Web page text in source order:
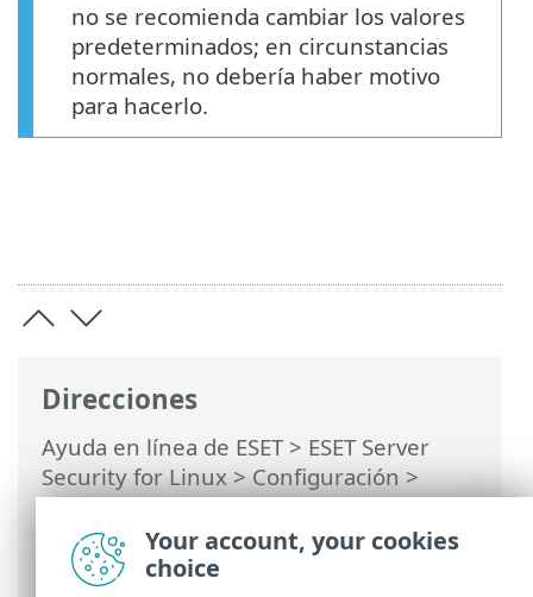
Direcciones
Ayuda en línea de ESET> ESET Server
Security for Linux>Configuración>
Protecciones>Protección del sistema de
archivos en tiempo real> Parámetros de
ThreatSense
no se recomienda cambiar los valores
predeterminados; en circunstancias
normales, no debería haber motivo
para hacerlo.
Your account, your cookies
choice